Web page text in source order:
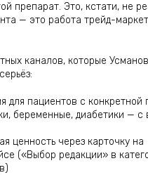
препарат. Это, кстати, не
— это работа трейд-
каналов, которые
для пациентов с конкретной
беременные, диабетики — с
ценность через карточку на
(«Выбор редакции» в